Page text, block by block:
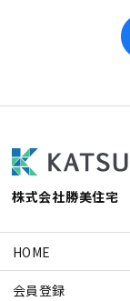
株式会社勝美住宅
HOME
会員登録